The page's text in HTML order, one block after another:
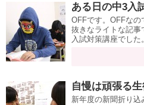
ある日の中3入
OFFです。OFFなの
抜きなライトな記事
入試対策講座でした
自慢は頑張る生
新年度の新聞折り